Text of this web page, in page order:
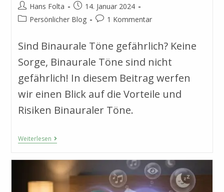
Beitrags-
Autor:
Hans Folta
Beitrag
veröffentlicht:
14. Januar 2024
Beitrags-
Persönlicher Blog
Beitrags-
1 Kommentar
Sind Binaurale Töne gefährlich? Keine
Sorge, Binaurale Töne sind nicht
gefährlich! In diesem Beitrag werfen
wir einen Blick auf die Vorteile und
Risiken Binauraler Töne.
WeiterlesenBinaurale
Töne
Risiken
Verstehen,
Nutzen
Maximieren